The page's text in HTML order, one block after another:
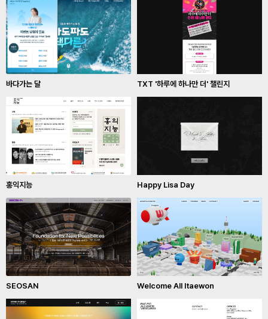
바다가는 달 TXT '하루에 하나만 더' 챌린지
홍익지능 Happy Lisa Day
SEOSAN Welcome All Itaewon